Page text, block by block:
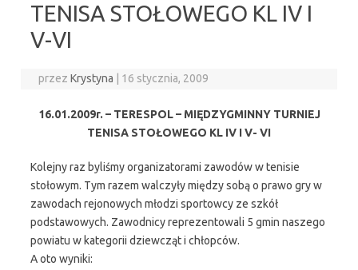
TENISA STOŁOWEGO KL IV I
V-VI
przezKrystyna 16 stycznia, 2009
16.01.2009r. – TERESPOL – MIĘDZYGMINNY TURNIEJ
TENISA STOŁOWEGO KL IV I V- VI
Kolejny raz byliśmy organizatorami zawodów w tenisie
stołowym. Tym razem walczyły między sobą o prawo gry w
zawodach rejonowych młodzi sportowcy ze szkół
podstawowych. Zawodnicy reprezentowali 5 gmin naszego
powiatu w kategorii dziewcząt i chłopców.
A oto wyniki: